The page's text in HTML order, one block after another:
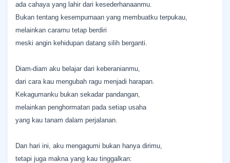
ada cahaya yang lahir dari kesederhanaanmu.
Bukan tentang kesempurnaan yang membuatku terpukau,
melainkan caramu tetap berdiri
meski angin kehidupan datang silih berganti.
Diam-diam aku belajar dari keberanianmu,
dari cara kau mengubah ragu menjadi harapan.
Kekagumanku bukan sekadar pandangan,
melainkan penghormatan pada setiap usaha
yang kau tanam dalam perjalanan.
Dan hari ini, aku mengagumi bukan hanya dirimu,
tetapi juga makna yang kau tinggalkan: